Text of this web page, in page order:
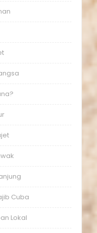
Cuba
Lokal